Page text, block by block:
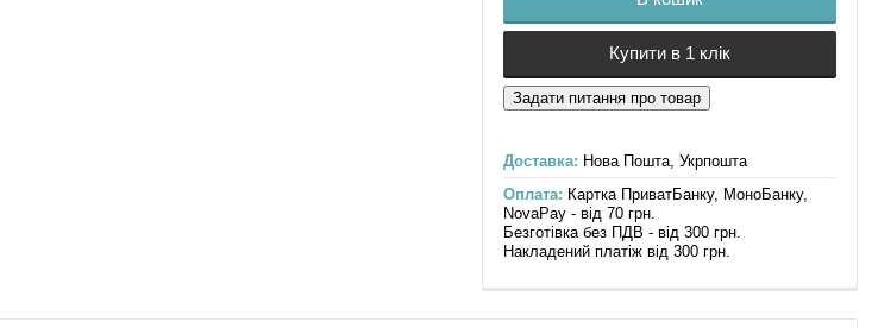
Купити в 1 клік
Доставка: Нова Пошта, Укрпошта
Оплата: Картка ПриватБанку, МоноБанку,
NovaPay - від 70 грн.
Безготівка без ПДВ - від 300 грн.
Накладений платіж від 300 грн.